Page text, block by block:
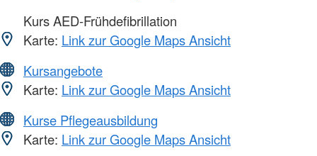
Kurs AED-Frühdefibrillation
Karte: Link zur Google Maps Ansicht
Kursangebote
Karte: Link zur Google Maps Ansicht
Kurse Pflegeausbildung
Karte: Link zur Google Maps Ansicht